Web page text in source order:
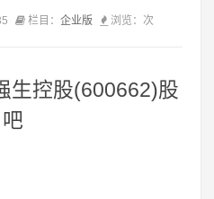
栏目： 企业版 浏览： 次
生控股(600662)股
吧